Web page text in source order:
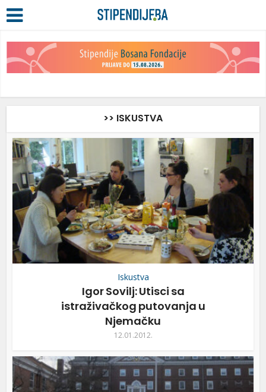
>> ISKUSTVA
Iskustva
Igor Sovilj: Utisci sa
istraživačkog putovanja u
Njemačku
12.01.2012.